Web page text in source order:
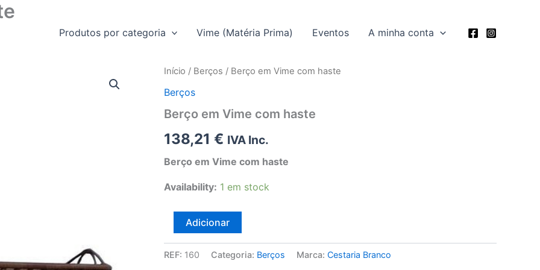
Produtos por categoria Vime (Matéria Prima) Eventos A minha conta
Início / Berços / Berço em Vime com haste
Berços
Berço em Vime com haste
138,21 € IVA Inc.
Berço em Vime com haste
Availability: 1 em stock
Quantidade
Berço
em
Adicionar
REF: 160 Categoria: Berços Marca: Cestaria Branco